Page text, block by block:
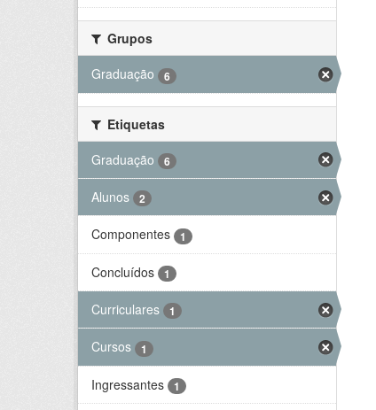
Grupos
Graduação
6
Etiquetas
Graduação
6
Alunos 2
Componentes 1
Concluídos 1
Curriculares 1
Cursos 1
Ingressantes 1